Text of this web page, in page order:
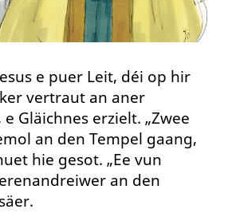
e puer Leit, déi op hir
vertraut an aner
Gläichnes erzielt. „Zwee
an den Tempel gaang,
hie gesot. „Ee vun
an den